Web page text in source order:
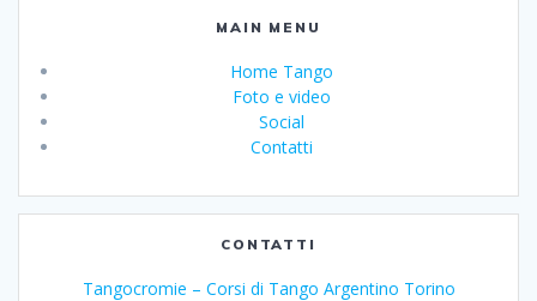
MAIN MENU
Home Tango
Foto e video
Social
Contatti
CONTATTI
Tangocromie – Corsi di Tango Argentino Torino